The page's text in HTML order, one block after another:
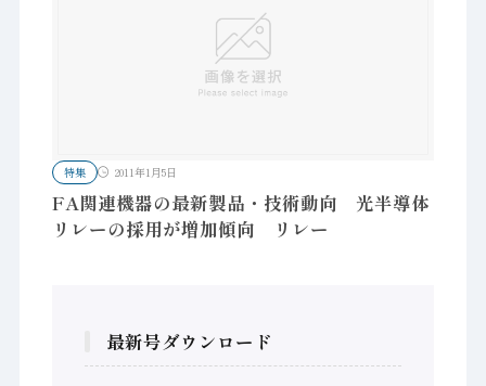
特集 2011年1月5日
FA関連機器の最新製品・技術動向 光半導体
リレーの採用が増加傾向 リレー
最新号ダウンロード